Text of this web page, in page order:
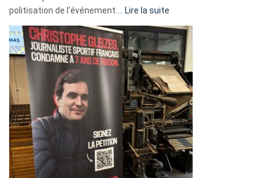
politisation de l’événement.…
Lire la suite
Eurovision
2026
:
Pays-
Bas,
Espagne,
Irlande
et
Slovénie
rejettent
la